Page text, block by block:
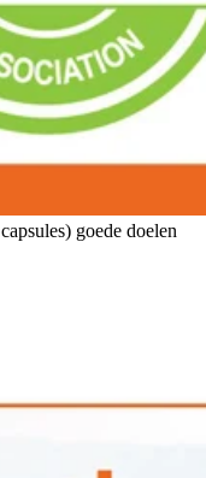
goede doelen